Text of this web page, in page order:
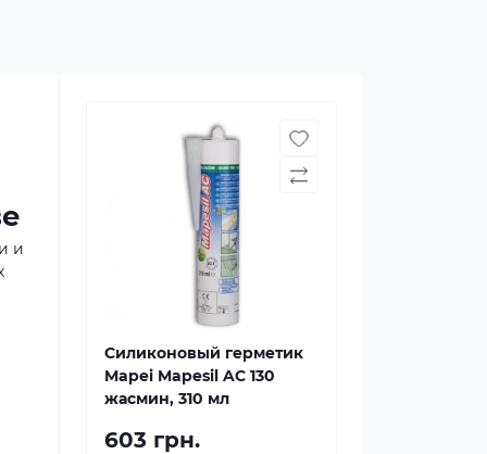
и
Силиконовый герметик
Mapei Mapesil AC 130
жасмин, 310 мл
603 грн.